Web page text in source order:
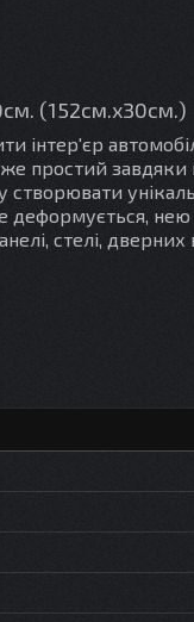
(152см.х30см.)
інтер'єр
простий завдяки
деформується,
стелі, дверних